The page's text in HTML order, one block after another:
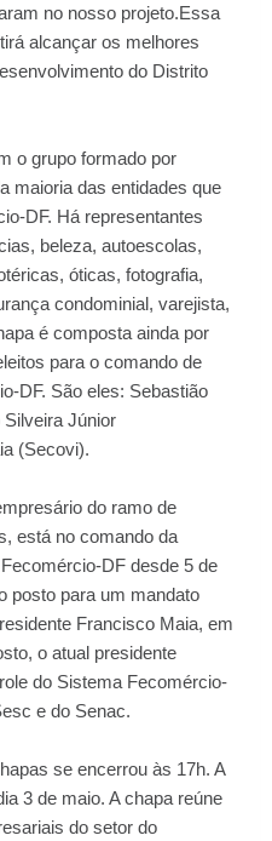
no nosso projeto.Essa
alcançar os melhores
do Distrito
o grupo formado por
maioria das entidades que
DF. Há representantes
beleza, autoescolas,
óticas, fotografia,
condominial, varejista,
é composta ainda por
para o comando de
DF. São eles: Sebastião
Júnior
(Secovi).
do ramo de
está no comando da
DF desde 5 de
posto para um mandato
Francisco Maia, em
o atual presidente
do Sistema Fecomércio-
e do Senac.
se encerrou às 17h. A
3 de maio. A chapa reúne
do setor do